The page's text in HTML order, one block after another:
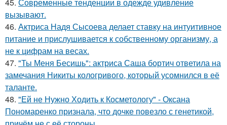
вызывают.
46. Актриса Надя Сысоева делает ставку на интуитивное
питание и прислушивается к собственному организму, а
не к цифрам на весах.
47. "Ты Меня Бесишь": актриса Саша бортич ответила на
замечания Никиты кологривого, который усомнился в её
таланте.
48. "Ей не Нужно Ходить к Косметологу" - Оксана
Пономаренко признала, что дочке повезло с генетикой,